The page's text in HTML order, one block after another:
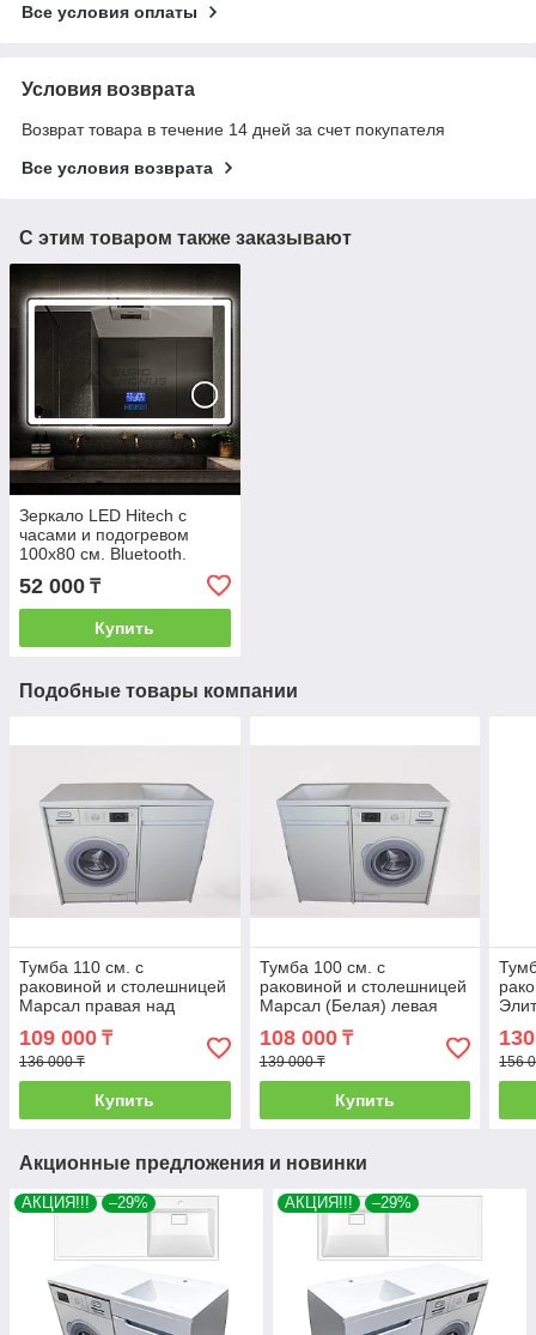
Все условия оплаты
Условия возврата
Возврат товара в течение 14 дней за счет покупателя
Все условия возврата
С этим товаром также заказывают
Зеркало LED Hitech с
часами и подогревом
100х80 см. Bluetooth.
52 000 ₸
Купить
Подобные товары компании
Тумба 110 см. с
раковиной и столешницей
Марсал правая над
стиральной машиной. РФ
109 000 ₸
136 000 ₸
Купить
Тумба 100 см. с
раковиной и столешницей
Марсал (Белая) левая
над стиральной машиной.
РФ
108 000₸
139 000 ₸
Купить
156
Акционные предложения и новинки
АКЦИЯ!!! –29% АКЦИЯ!!! –29%